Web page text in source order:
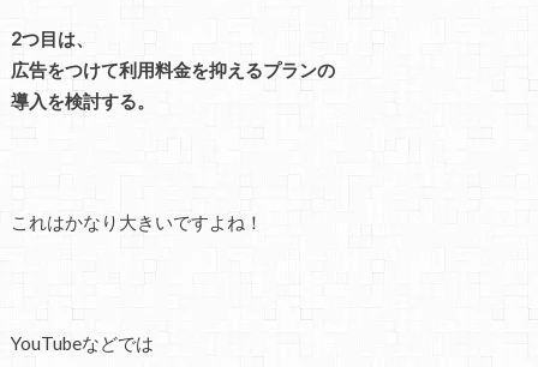
2つ目は、
広告をつけて利用料金を抑えるプランの
導入を検討する。
これはかなり大きいですよね！
YouTubeなどでは